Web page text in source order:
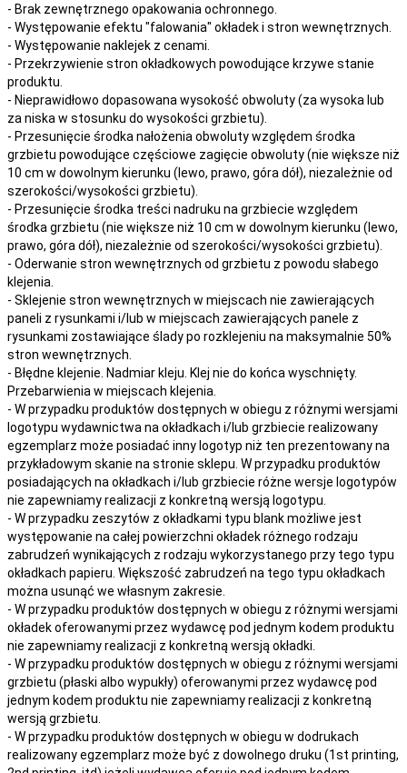
- Brak zewnętrznego opakowania ochronnego.
- Występowanie efektu "falowania" okładek i stron wewnętrznych.
- Występowanie naklejek z cenami.
- Przekrzywienie stron okładkowych powodujące krzywe stanie
produktu.
- Nieprawidłowo dopasowana wysokość obwoluty (za wysoka lub
za niska w stosunku do wysokości grzbietu).
- Przesunięcie środka nałożenia obwoluty względem środka
grzbietu powodujące częściowe zagięcie obwoluty (nie większe niż
10 cm w dowolnym kierunku (lewo, prawo, góra dół), niezależnie od
szerokości/wysokości grzbietu).
- Przesunięcie środka treści nadruku na grzbiecie względem
środka grzbietu (nie większe niż 10 cm w dowolnym kierunku (lewo,
prawo, góra dół), niezależnie od szerokości/wysokości grzbietu).
- Oderwanie stron wewnętrznych od grzbietu z powodu słabego
klejenia.
- Sklejenie stron wewnętrznych w miejscach nie zawierających
paneli z rysunkami i/lub w miejscach zawierających panele z
rysunkami zostawiające ślady po rozklejeniu na maksymalnie 50%
stron wewnętrznych.
- Błędne klejenie. Nadmiar kleju. Klej nie do końca wyschnięty.
Przebarwienia w miejscach klejenia.
- W przypadku produktów dostępnych w obiegu z różnymi wersjami
logotypu wydawnictwa na okładkach i/lub grzbiecie realizowany
egzemplarz może posiadać inny logotyp niż ten prezentowany na
przykładowym skanie na stronie sklepu. W przypadku produktów
posiadających na okładkach i/lub grzbiecie różne wersje logotypów
nie zapewniamy realizacji z konkretną wersją logotypu.
- W przypadku zeszytów z okładkami typu blank możliwe jest
występowanie na całej powierzchni okładek różnego rodzaju
zabrudzeń wynikających z rodzaju wykorzystanego przy tego typu
okładkach papieru. Większość zabrudzeń na tego typu okładkach
można usunąć we własnym zakresie.
- W przypadku produktów dostępnych w obiegu z różnymi wersjami
okładek oferowanymi przez wydawcę pod jednym kodem produktu
nie zapewniamy realizacji z konkretną wersją okładki.
- W przypadku produktów dostępnych w obiegu z różnymi wersjami
grzbietu (płaski albo wypukły) oferowanymi przez wydawcę pod
jednym kodem produktu nie zapewniamy realizacji z konkretną
wersją grzbietu.
- W przypadku produktów dostępnych w obiegu w dodrukach
realizowany egzemplarz może być z dowolnego druku (1st printing,